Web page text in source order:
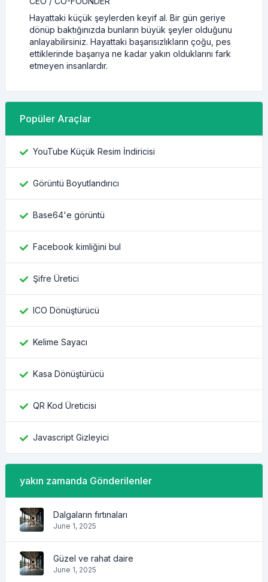
Hayattaki küçük şeylerden keyif al. Bir gün geriye
dönüp baktığınızda bunların büyük şeyler olduğunu
anlayabilirsiniz. Hayattaki başarısızlıkların çoğu, pes
ettiklerinde başarıya ne kadar yakın olduklarını fark
etmeyen insanlardır.
Popüler Araçlar
YouTube Küçük Resim İndiricisi
Görüntü Boyutlandırıcı
Base64'e görüntü
Facebook kimliğini bul
Şifre Üretici
ICO Dönüştürücü
Kelime Sayacı
Kasa Dönüştürücü
QR Kod Üreticisi
Javascript Gizleyici
yakın zamanda Gönderilenler
Dalgaların fırtınaları
June 1, 2025
Güzel ve rahat daire
June 1, 2025